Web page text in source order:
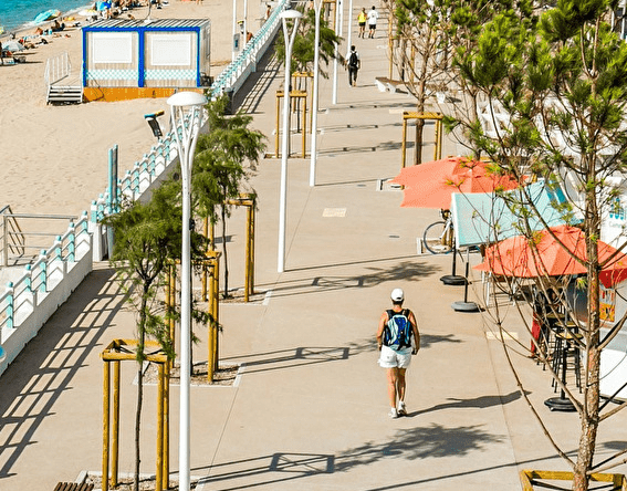
Exporter les lignes sélectionnées
Exporter toutes les colonnes
Exporter uniquement les colonnes affichées
Menu
>
Animations
Sorties et voyages
Ajoutez un logo, un bouton, des réseaux sociaux
Cliquez pour éditer
ACCUEIL▴